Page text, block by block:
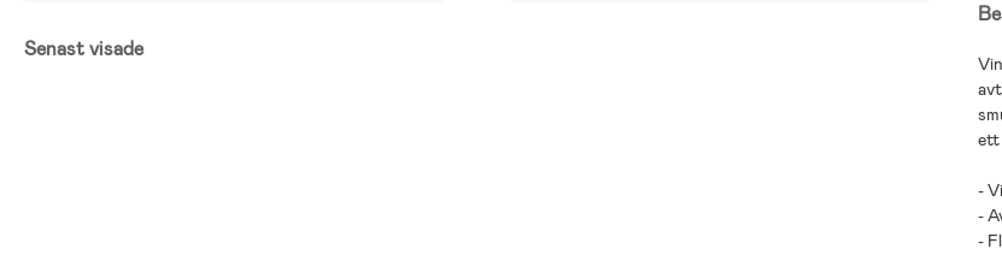
Senast visade
ett
-
-
-